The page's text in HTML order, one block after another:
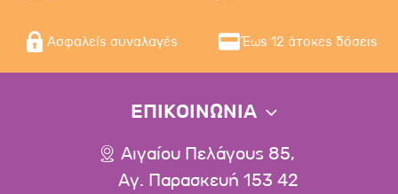
Ασφαλείς συναλαγές Έως 12 άτοκες δόσεις
ΕΠΙΚΟΙΝΩΝΙΑ
Αιγαίου Πελάγους 85,
Αγ. Παρασκευή 153 42